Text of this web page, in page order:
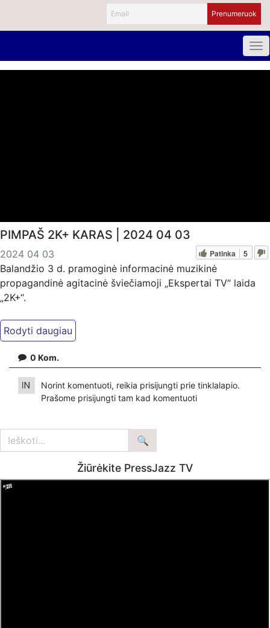
PIMPAŠ 2K+ KARAS | 2024 04 03
2024 04 03 Patinka 5
Balandžio 3 d. pramoginė informacinė muzikinė
propagandinė agitacinė šviečiamoji „Ekspertai TV“ laida
„2K+“.
Kiti mūsų kanalai:
Ekspertai.eu Telegram'e – https://t.me/ekspertaiTelegram
https://www.ekspertai.eu
Mūsų veikla galima tik dėka skaitytojų ir žiūrovų, mus
VšĮ „Ekspertai.eu“ per PayPal paspaudę šią nuorodą –
https://www.paypal.com/paypalme/Ekspertaieu?
0 Kom.
Norint komentuoti, reikia prisijungti prie tinklalapio.
Prašome prisijungti tam kad komentuoti
Žiūrėkite PressJazz TV